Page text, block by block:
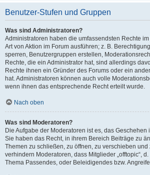
Benutzer-Stufen und Gruppen
Was sind Administratoren?
Administratoren haben die umfassendsten Rechte
Art von Aktion im Forum ausführen; z. B.
sperren, Benutzergruppen erstellen,
Rechte, die ein Administrator hat, sind allerdings
Rechte ihnen ein Gründer des Forums oder ein
hat. Administratoren können auch volle
wenn ihnen das entsprechende Recht erteilt wurde.
Nach oben
Was sind Moderatoren?
Die Aufgabe der Moderatoren ist es, das Geschehen
Sie haben das Recht, in ihrem Bereich Beiträge zu
Themen zu schließen, zu öffnen, zu verschieben
verhindern Moderatoren, dass Mitglieder „offtopic“,
Thema Passendes, oder Beleidigendes bzw.